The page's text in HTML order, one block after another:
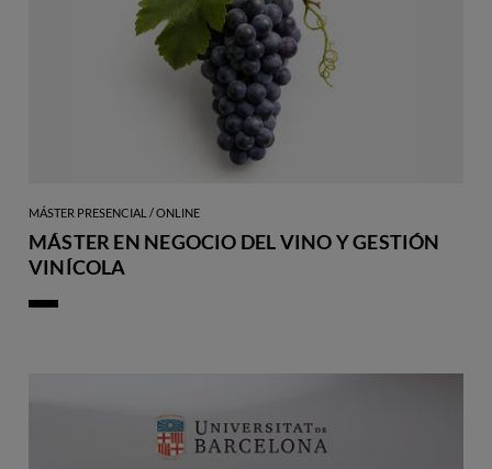
MÁSTER PRESENCIAL / ONLINE
MÁSTER EN NEGOCIO DEL VINO Y GESTIÓN
VINÍCOLA